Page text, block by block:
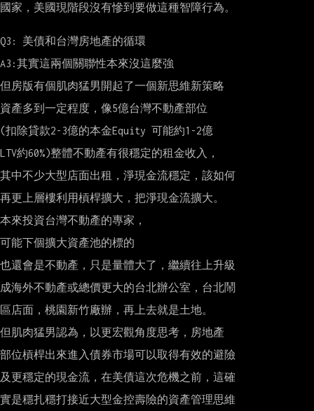
國家，美國現階段沒有慘到要做這種智障行為。
Q3: 美債和台灣房地產的循環
A3:其實這兩個關聯性本來沒這麼強
但房版有個肌肉猛男開起了一個新思維新策略
資產多到一定程度，像5億台灣不動產部位
(扣除貸款2-3億的本金Equity 可能約1-2億
LTV約60%)整體不動產有很穩定的租金收入，
其中不少大型店面出租，淨現金流穩定，該如何
再更上層樓利用槓桿擴大，把淨現金流擴大。
本來投資台灣不動產的專家，
可能下個擴大資產池的標的
也還會是不動產，只是量體大了，繼續往上升級
成海外不動產或總價更大的台北辦公室，台北鬧
區店面，桃園新竹廠辦，再上去就是土地。
但肌肉猛男認為，以更宏觀角度思考，房地產
部位槓桿出來進入債券市場可以取得有效的避險
及更穩定的現金流，在美債這次危機之前，這確
實是穩扎穩打接近大型金控壽險的資產管理思維